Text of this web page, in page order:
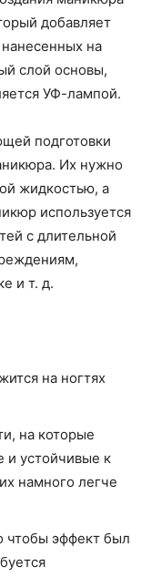
добавляет
на
слой основы,
УФ-лампой.
подготовки
Их нужно
жидкостью, а
используется
с длительной
и т. д.
на ногтях
на которые
и устойчивые к
намного легче
чтобы эффект был